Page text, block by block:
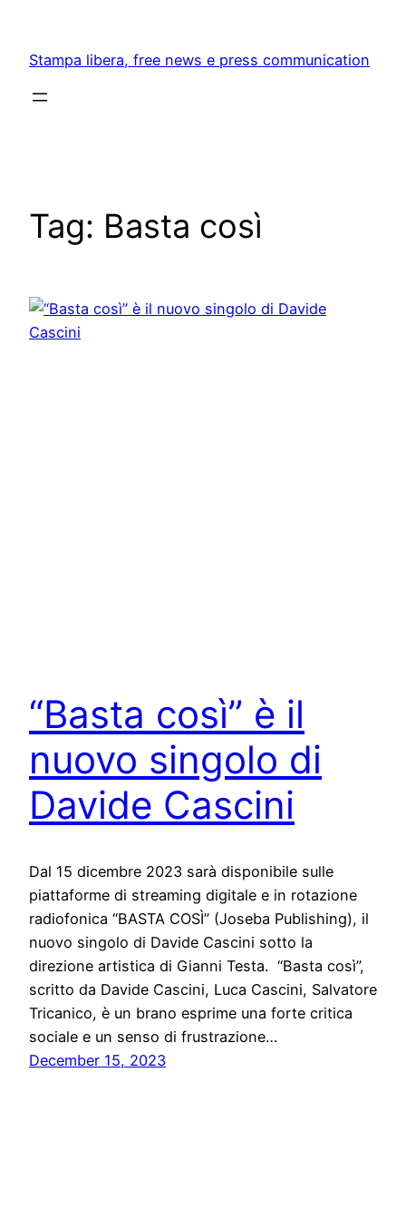
content
Stampa libera, free news e press communication
Tag: Basta così
“Basta così” è il
nuovo singolo di
Davide Cascini
Dal 15 dicembre 2023 sarà disponibile sulle
piattaforme di streaming digitale e in rotazione
radiofonica “BASTA COSÌ” (Joseba Publishing), il
nuovo singolo di Davide Cascini sotto la
direzione artistica di Gianni Testa. “Basta così”,
scritto da Davide Cascini, Luca Cascini, Salvatore
Tricanico, è un brano esprime una forte critica
sociale e un senso di frustrazione…
December 15, 2023